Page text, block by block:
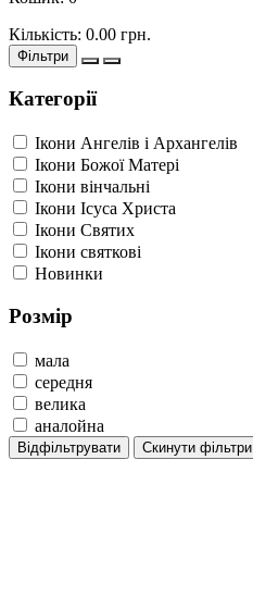
Кількість: 0.00 грн.
Фільтри
Категорії
Ікони Ангелів і Архангелів
Ікони Божої Матері
Ікони вінчальні
Ікони Ісуса Христа
Ікони Святих
Ікони святкові
Новинки
Розмір
мала
середня
велика
аналойна
Відфільтрувати Скинути фільтри